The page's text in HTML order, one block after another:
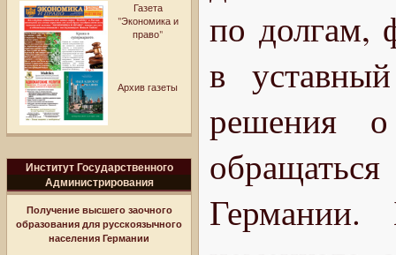
Газета
"Экономика и
право"
Архив газеты
Институт Государственного
Администрирования
Получение высшего заочного
образования для русскоязычного
населения Германии
по долгам,
в
решения о
Германии.